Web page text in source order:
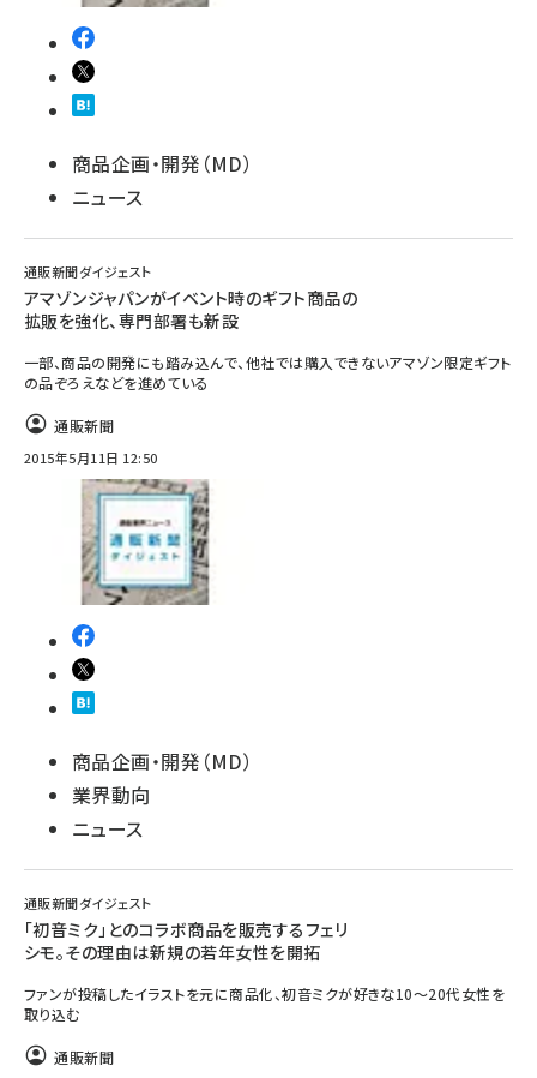
商品企画・開発（MD）
ニュース
通販新聞ダイジェスト
アマゾンジャパンがイベント時のギフト商品の
拡販を強化、専門部署も新設
一部、商品の開発にも踏み込んで、他社では購入できないアマゾン限定ギフト
の品ぞろえなどを進めている
通販新聞
2015年5月11日 12:50
商品企画・開発（MD）
業界動向
ニュース
通販新聞ダイジェスト
「初音ミク」とのコラボ商品を販売するフェリ
シモ。その理由は新規の若年女性を開拓
ファンが投稿したイラストを元に商品化、初音ミクが好きな10～20代女性を
取り込む
通販新聞